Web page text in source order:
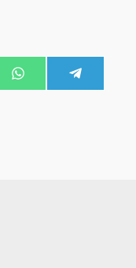
Share
on
WhatsApp
on